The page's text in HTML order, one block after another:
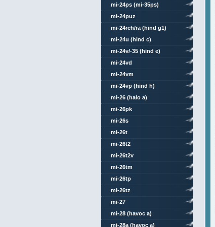
mi-24ps (mi-35ps)
mi-24puz
mi-24rch/ra (hind g1)
mi-24u (hind c)
mi-24v/-35 (hind e)
mi-24vd
mi-24vm
mi-24vp (hind h)
mi-26 (halo a)
mi-26pk
mi-26s
mi-26t
mi-26t2
mi-26t2v
mi-26tm
mi-26tp
mi-26tz
mi-27
mi-28 (havoc a)
mi-28a (havoc a)